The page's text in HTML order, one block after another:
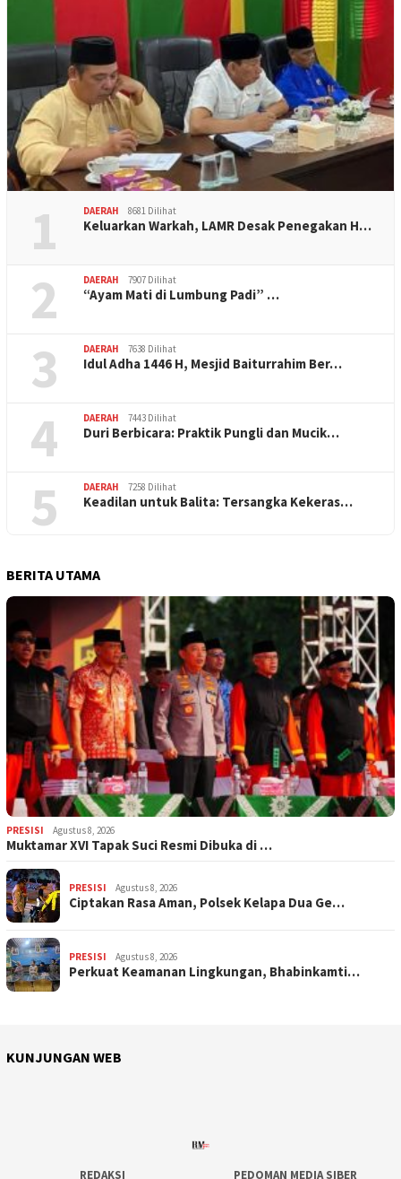
1 DAERAH 8681 Dilihat
Keluarkan Warkah, LAMR Desak Penegakan H…
2 DAERAH 7907 Dilihat
“Ayam Mati di Lumbung Padi” …
3 DAERAH 7638 Dilihat
Idul Adha 1446 H, Mesjid Baiturrahim Ber…
4 DAERAH 7443 Dilihat
Duri Berbicara: Praktik Pungli dan Mucik…
5 DAERAH 7258 Dilihat
Keadilan untuk Balita: Tersangka Kekeras…
BERITA UTAMA
PRESISI Agustus 8, 2026
Muktamar XVI Tapak Suci Resmi Dibuka di …
PRESISI Agustus 8, 2026
Ciptakan Rasa Aman, Polsek Kelapa Dua Ge…
PRESISI Agustus 8, 2026
Perkuat Keamanan Lingkungan, Bhabinkamti…
KUNJUNGAN WEB
REDAKSI PEDOMAN MEDIA SIBER